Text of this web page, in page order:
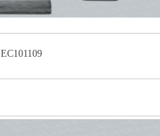
EC101109